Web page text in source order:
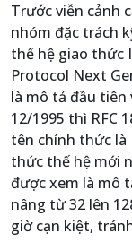
Trước viễn cảnh
nhóm đặc trách
thế hệ giao thức
Protocol Next
là mô tả đầu
12/1995 thì RFC
tên chính thức là
thức thế hệ mới
được xem là mô
nâng từ 32 lên
giờ cạn kiệt,